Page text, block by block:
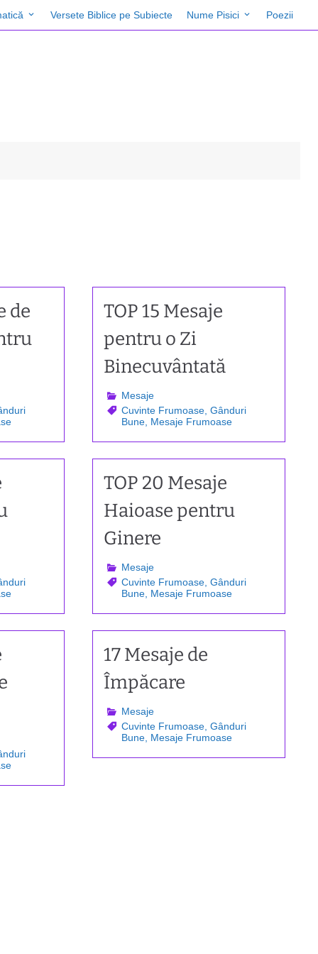
Versete Biblice pe Subiecte Nume Pisici Poezii
de
TOP 15 Mesaje
pentru o Zi
Binecuvântată
Mesaje
Cuvinte Frumoase Gânduri
Bune Mesaje Frumoase
TOP 20 Mesaje
Haioase pentru
Ginere
Mesaje
Cuvinte Frumoase Gânduri
Bune Mesaje Frumoase
17 Mesaje de
Împăcare
Mesaje
Cuvinte Frumoase Gânduri
Bune Mesaje Frumoase